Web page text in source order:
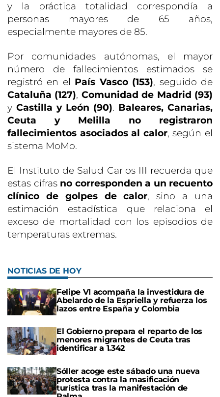
y la práctica totalidad correspondía a
personas mayores de 65 años,
especialmente mayores de 85.
Por comunidades autónomas, el mayor
número de fallecimientos estimados se
registró en el País Vasco (153), seguido de
Cataluña (127), Comunidad de Madrid (93)
y Castilla y León (90). Baleares, Canarias,
Ceuta y Melilla no registraron
fallecimientos asociados al calor, según el
sistema MoMo.
El Instituto de Salud Carlos III recuerda que
estas cifras no corresponden a un recuento
clínico de golpes de calor, sino a una
estimación estadística que relaciona el
exceso de mortalidad con los episodios de
temperaturas extremas.
NOTICIAS DE HOY
Felipe VI acompaña la investidura de
Abelardo de la Espriella y refuerza los
lazos entre España y Colombia
El Gobierno prepara el reparto de los
menores migrantes de Ceuta tras
identificar a 1.342
Sóller acoge este sábado una nueva
protesta contra la masificación
turística tras la manifestación de